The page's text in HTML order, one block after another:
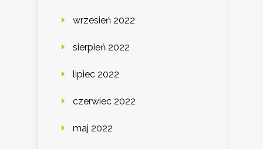
wrzesień 2022
sierpień 2022
lipiec 2022
czerwiec 2022
maj 2022